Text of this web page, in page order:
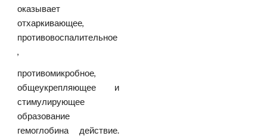
оказывает
отхаркивающее,
противовоспалительное
,
противомикробное,
общеукрепляющее и
стимулирующее
образование
гемоглобина действие.